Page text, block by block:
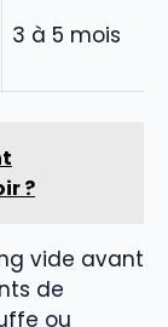
3 à 5 mois
?
vide avant
de
ou